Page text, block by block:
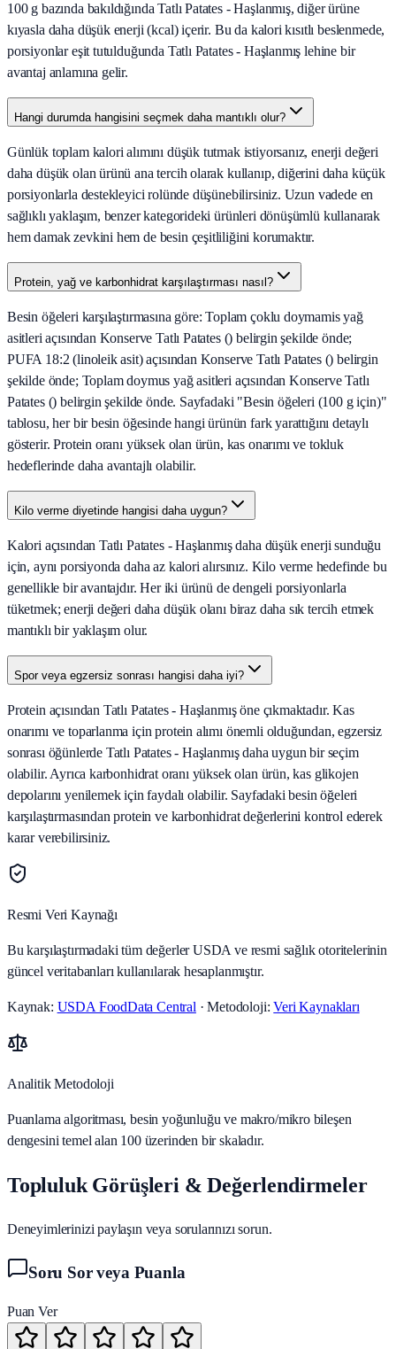
100 g bazında bakıldığında Tatlı Patates - Haşlanmış, diğer ürüne
kıyasla daha düşük enerji (kcal) içerir. Bu da kalori kısıtlı beslenmede,
porsiyonlar eşit tutulduğunda Tatlı Patates - Haşlanmış lehine bir
avantaj anlamına gelir.
Hangi durumda hangisini seçmek daha mantıklı olur?
Günlük toplam kalori alımını düşük tutmak istiyorsanız, enerji değeri
daha düşük olan ürünü ana tercih olarak kullanıp, diğerini daha küçük
porsiyonlarla destekleyici rolünde düşünebilirsiniz. Uzun vadede en
sağlıklı yaklaşım, benzer kategorideki ürünleri dönüşümlü kullanarak
hem damak zevkini hem de besin çeşitliliğini korumaktır.
Protein, yağ ve karbonhidrat karşılaştırması nasıl?
Besin öğeleri karşılaştırmasına göre: Toplam çoklu doymamis yağ
asitleri açısından Konserve Tatlı Patates () belirgin şekilde önde;
PUFA 18:2 (linoleik asit) açısından Konserve Tatlı Patates () belirgin
şekilde önde; Toplam doymus yağ asitleri açısından Konserve Tatlı
Patates () belirgin şekilde önde. Sayfadaki "Besin öğeleri (100 g için)"
tablosu, her bir besin öğesinde hangi ürünün fark yarattığını detaylı
gösterir. Protein oranı yüksek olan ürün, kas onarımı ve tokluk
hedeflerinde daha avantajlı olabilir.
Kilo verme diyetinde hangisi daha uygun?
Kalori açısından Tatlı Patates - Haşlanmış daha düşük enerji sunduğu
için, aynı porsiyonda daha az kalori alırsınız. Kilo verme hedefinde bu
genellikle bir avantajdır. Her iki ürünü de dengeli porsiyonlarla
tüketmek; enerji değeri daha düşük olanı biraz daha sık tercih etmek
mantıklı bir yaklaşım olur.
Spor veya egzersiz sonrası hangisi daha iyi?
Protein açısından Tatlı Patates - Haşlanmış öne çıkmaktadır. Kas
onarımı ve toparlanma için protein alımı önemli olduğundan, egzersiz
sonrası öğünlerde Tatlı Patates - Haşlanmış daha uygun bir seçim
olabilir. Ayrıca karbonhidrat oranı yüksek olan ürün, kas glikojen
depolarını yenilemek için faydalı olabilir. Sayfadaki besin öğeleri
karşılaştırmasından protein ve karbonhidrat değerlerini kontrol ederek
karar verebilirsiniz.
Resmi Veri Kaynağı
Bu karşılaştırmadaki tüm değerler USDA ve resmi sağlık otoritelerinin
güncel veritabanları kullanılarak hesaplanmıştır.
Kaynak: USDA FoodData Central · Metodoloji:Veri Kaynakları
Analitik Metodoloji
Puanlama algoritması, besin yoğunluğu ve makro/mikro bileşen
dengesini temel alan 100 üzerinden bir skaladır.
Topluluk Görüşleri & Değerlendirmeler
Deneyimlerinizi paylaşın veya sorularınızı sorun.
Soru Sor veya Puanla
Puan Ver